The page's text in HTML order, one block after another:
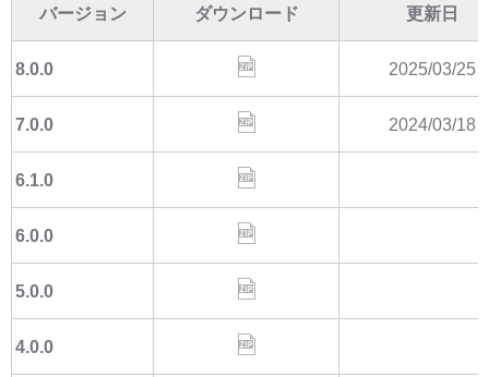
バージョン ダウンロード 更新日
8.0.0 2025/03/25
7.0.0 2024/03/18
6.1.0
6.0.0
5.0.0
4.0.0